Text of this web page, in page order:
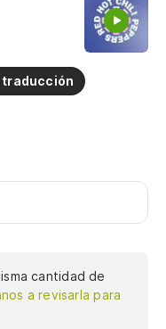
traducción
cantidad de
a revisarla para